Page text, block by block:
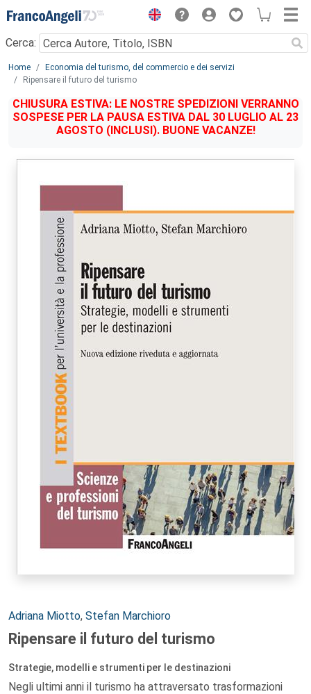
Menu
Cerca:
Main content
Home
Economia del turismo, del commercio e dei servizi
Ripensare il futuro del turismo
CHIUSURA ESTIVA: LE NOSTRE SPEDIZIONI VERRANNO
SOSPESE PER LA PAUSA ESTIVA DAL 30 LUGLIO AL 23
AGOSTO (INCLUSI). BUONE VACANZE!
Autori:
Adriana Miotto, Stefan Marchioro
Ripensare il futuro del turismo
Strategie, modelli e strumenti per le destinazioni
Negli ultimi anni il turismo ha attraversato trasformazioni